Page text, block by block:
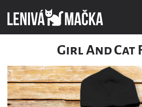
Girl And Cat